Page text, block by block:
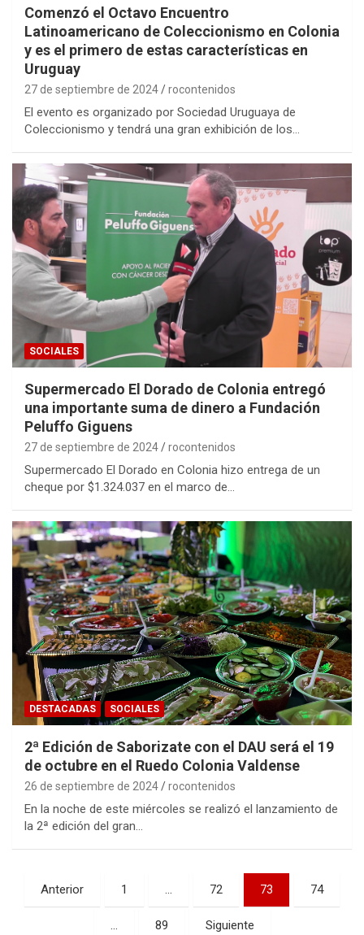
Comenzó el Octavo Encuentro
Latinoamericano de Coleccionismo en Colonia
y es el primero de estas características en
Uruguay
27 de septiembre de 2024 rocontenidos
El evento es organizado por Sociedad Uruguaya de
Coleccionismo y tendrá una gran exhibición de los…
SOCIALES
Supermercado El Dorado de Colonia entregó
una importante suma de dinero a Fundación
Peluffo Giguens
27 de septiembre de 2024 rocontenidos
Supermercado El Dorado en Colonia hizo entrega de un
cheque por $1.324.037 en el marco de…
DESTACADAS SOCIALES
2ª Edición de Saborizate con el DAU será el 19
de octubre en el Ruedo Colonia Valdense
26 de septiembre de 2024 rocontenidos
En la noche de este miércoles se realizó el lanzamiento de
la 2ª edición del gran…
Paginación
de
Anterior 1 72 73 74
89 Siguiente